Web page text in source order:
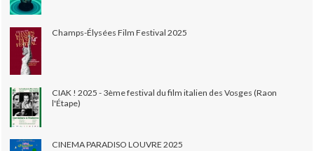
Champs-Élysées Film Festival 2025
CIAK ! 2025 - 3ème festival du film italien des Vosges (Raon
l'Étape)
CINEMA PARADISO LOUVRE 2025